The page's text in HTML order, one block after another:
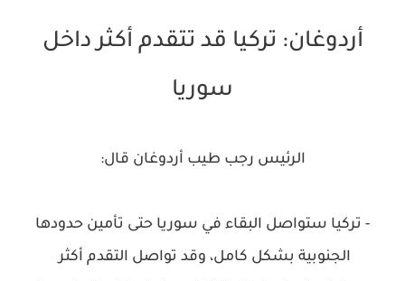
أردوغان: تركيا قد تتقدم أكثر داخل
سوريا
الرئيس رجب طيب أردوغان قال:
- تركيا ستواصل البقاء في سوريا حتى تأمين حدودها
الجنوبية بشكل كامل، وقد تواصل التقدم أكثر